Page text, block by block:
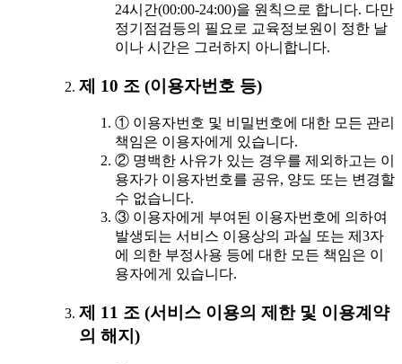
24시간(00:00-24:00)을 원칙으로 합니다. 다만
정기점검등의 필요로 교육정보원이 정한 날
이나 시간은 그러하지 아니합니다.
제 10 조 (이용자번호 등)
① 이용자번호 및 비밀번호에 대한 모든 관리
책임은 이용자에게 있습니다.
② 명백한 사유가 있는 경우를 제외하고는 이
용자가 이용자번호를 공유, 양도 또는 변경할
수 없습니다.
③ 이용자에게 부여된 이용자번호에 의하여
발생되는 서비스 이용상의 과실 또는 제3자
에 의한 부정사용 등에 대한 모든 책임은 이
용자에게 있습니다.
제 11 조 (서비스 이용의 제한 및 이용계약
의 해지)